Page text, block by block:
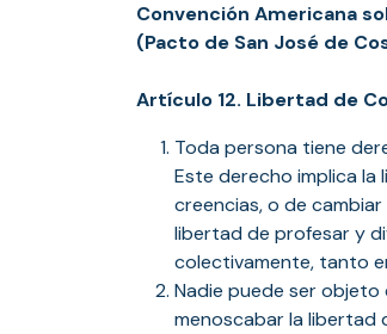
Convención Americana
(Pacto de San José de
Artículo 12. Libertad de
Toda persona tiene
Este derecho implica la
creencias, o de
libertad de profesar y
colectivamente, tanto
Nadie puede ser
menoscabar la libertad